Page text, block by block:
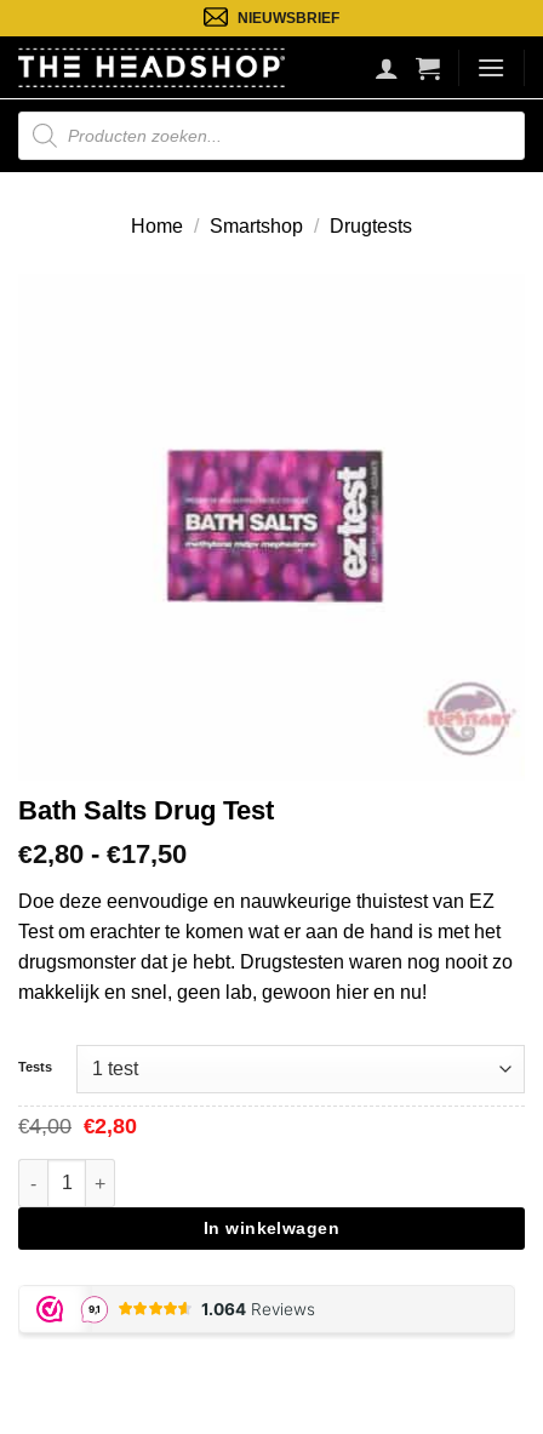
naar
inhoud
NIEUWSBRIEF
Producten
zoeken
Home / Smartshop / Drugtests
Bath Salts Drug Test
€2,80 - €17,50Prijsklasse:
tot
€17,50
Doe deze eenvoudige en nauwkeurige thuistest van EZ
Test om erachter te komen wat er aan de hand is met het
drugsmonster dat je hebt. Drugstesten waren nog nooit zo
makkelijk en snel, geen lab, gewoon hier en nu!
Tests
€4,00 Oorspronkelijke
prijs
was:
€4,00.
€2,80Huidige
Bath Salts Drug Test aantal
In winkelwagen